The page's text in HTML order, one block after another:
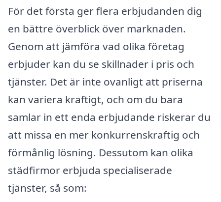
För det första ger flera erbjudanden dig
en bättre överblick över marknaden.
Genom att jämföra vad olika företag
erbjuder kan du se skillnader i pris och
tjänster. Det är inte ovanligt att priserna
kan variera kraftigt, och om du bara
samlar in ett enda erbjudande riskerar du
att missa en mer konkurrenskraftig och
förmånlig lösning. Dessutom kan olika
städfirmor erbjuda specialiserade
tjänster, så som: